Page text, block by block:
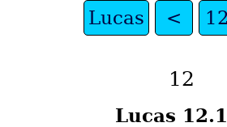
Lucas < 12
12
Lucas